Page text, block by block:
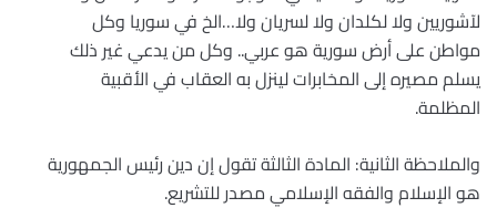
لآشوريين ولا لكلدان ولا لسريان ولا…الخ في سوريا وكل
مواطن على أرض سورية هو عربي.. وكل من يدعي غير ذلك
يسلم مصيره إلى المخابرات لينزل به العقاب في الأقبية
المظلمة.
والملاحظة الثانية: المادة الثالثة تقول إن دين رئيس الجمهورية
هو الإسلام والفقه الإسلامي مصدر للتشريع.